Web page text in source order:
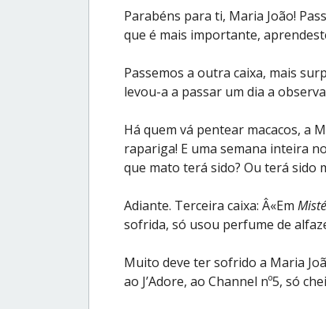
Parabéns para ti, Maria João!
que é mais importante,
Passemos a outra caixa, mais
levou-a a passar um dia a
Há quem vá pentear macacos, a
rapariga! E uma semana inteira
que mato terá sido? Ou terá sido
Adiante. Terceira caixa: Â«Em
sofrida, só usou perfume de
Muito deve ter sofrido a Maria
ao J’Adore, ao Channel nº5, só